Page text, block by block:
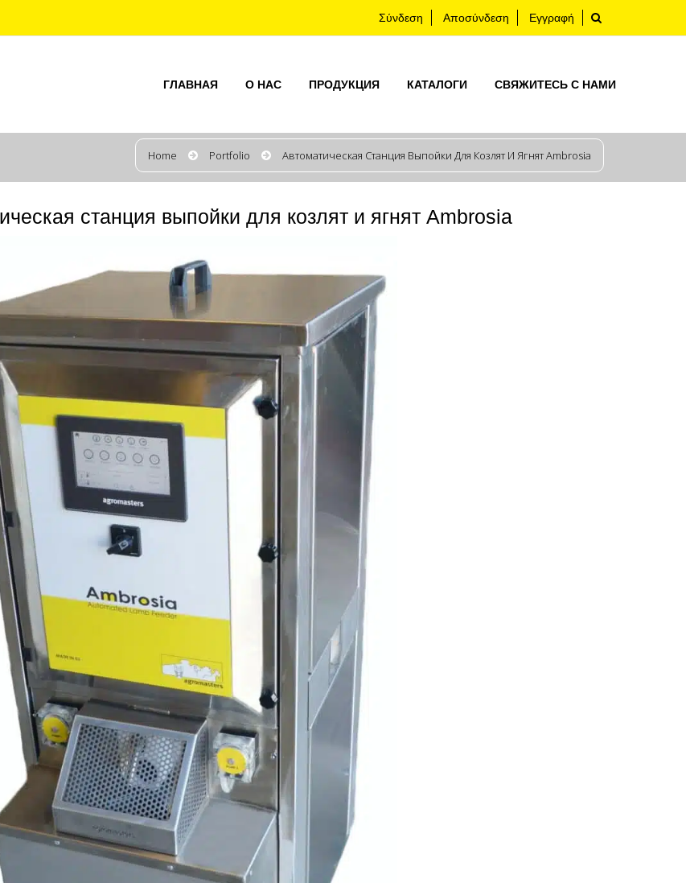
Σύνδεση Αποσύνδεση Εγγραφή
ГЛАВНАЯ О НАС ПРОДУКЦИЯ КАТАЛОГИ СВЯЖИТЕСЬ С НАМИ
Home Portfolio Автоматическая Станция Выпойки Для Козлят И Ягнят Ambrosia
станция выпойки для козлят и ягнят Ambrosia